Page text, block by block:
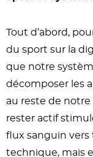
Tout d’abord,
du sport sur la
que notre
décomposer les
au reste de
rester actif
flux sanguin vers
technique, mais